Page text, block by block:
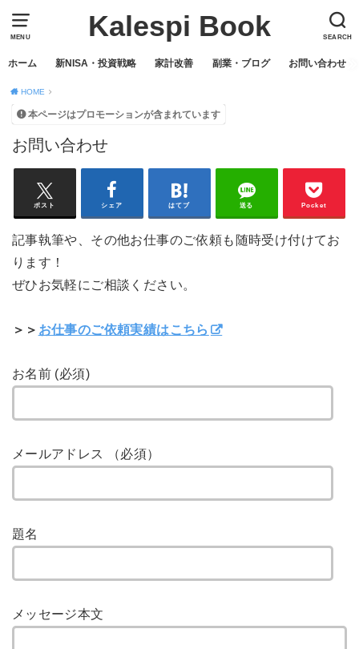
MENU SEARCH
Kalespi Book
ホーム 新NISA・投資戦略 家計改善 副業・ブログ お問い合わせ
HOME
本ページはプロモーションが含まれています
お問い合わせ
ポスト シェア はてブ 送る Pocket
記事執筆や、その他お仕事のご依頼も随時受け付けてお
ります！
ぜひお気軽にご相談ください。
＞＞ お仕事のご依頼実績はこちら
お名前 (必須)
メールアドレス （必須）
題名
メッセージ本文